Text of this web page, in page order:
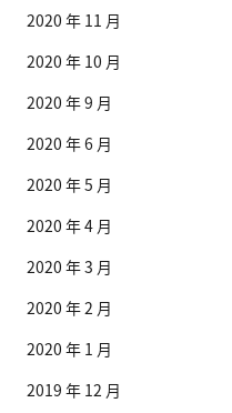
2020 年 11 月
2020 年 10 月
2020 年 9 月
2020 年 6 月
2020 年 5 月
2020 年 4 月
2020 年 3 月
2020 年 2 月
2020 年 1 月
2019 年 12 月